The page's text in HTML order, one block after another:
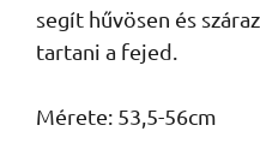
segít hűvösen és
tartani a fejed.
Mérete: 53,5-56cm